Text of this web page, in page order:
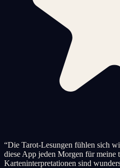
“Die Tarot-Lesungen fühlen sich
diese App jeden Morgen für meine
Karteninterpretationen sind